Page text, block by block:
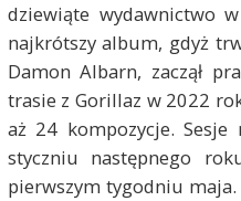
dziewiąte wydawnictwo
najkrótszy album, gdyż
Damon Albarn, zaczął
trasie z Gorillaz w 2022
aż 24 kompozycje. Sesje
styczniu następnego
pierwszym tygodniu maja.